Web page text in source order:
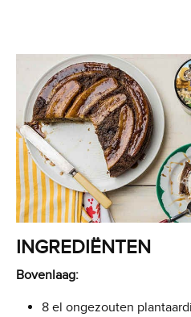
INGREDIËNTEN
Bovenlaag:
8 el ongezouten